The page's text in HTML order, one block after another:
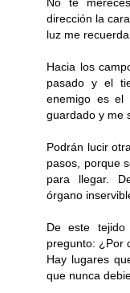
No te
dirección la
luz me
Hacia los
pasado y el
enemigo es el
guardado y me
Podrán lucir
pasos, porque
para llegar.
órgano
De este
pregunto: ¿Por
Hay lugares
que nunca